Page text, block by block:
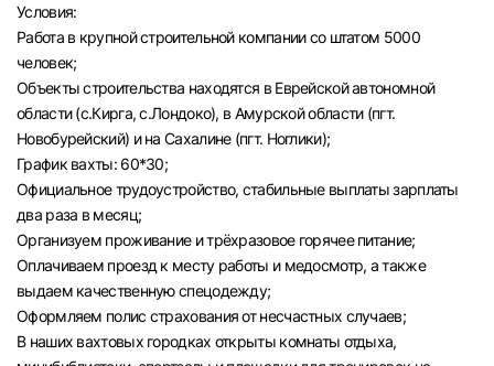
Курган
Уфа
Условия:
Работа в крупной строительной компании со штатом 5000
человек;
Объекты строительства находятся в Еврейской автономной
области (с.Кирга, с.Лондоко), в Амурской области (пгт.
Новобурейский) и на Сахалине (пгт. Ноглики);
График вахты: 60*30;
Официальное трудоустройство, стабильные выплаты зарплаты
два раза в месяц;
Организуем проживание и трёхразовое горячее питание;
Оплачиваем проезд к месту работы и медосмотр, а также
выдаем качественную спецодежду;
Оформляем полис страхования от несчастных случаев;
В наших вахтовых городках открыты комнаты отдыха,